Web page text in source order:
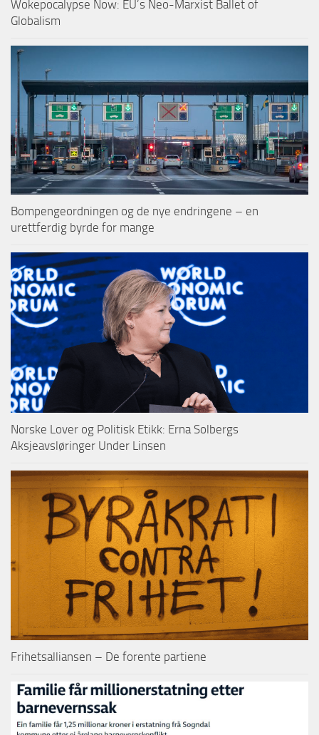
Wokepocalypse Now: EU’s Neo-Marxist Ballet of
Globalism
Bompengeordningen og de nye endringene – en
urettferdig byrde for mange
Norske Lover og Politisk Etikk: Erna Solbergs
Aksjeavsløringer Under Linsen
Frihetsalliansen – De forente partiene